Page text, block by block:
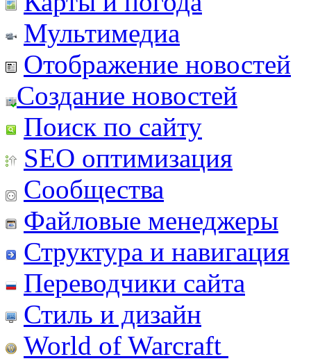
Мультимедиа
Отображение новостей
Создание новостей
Поиск по сайту
SEO оптимизация
Сообщества
Файловые менеджеры
Структура и навигация
Переводчики сайта
Стиль и дизайн
World of Warcraft